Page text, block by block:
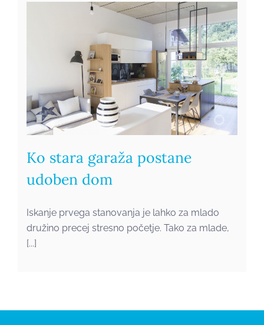
Ko stara garaža postane
udoben dom
Iskanje prvega stanovanja je lahko za mlado
družino precej stresno početje. Tako za mlade,
[...]